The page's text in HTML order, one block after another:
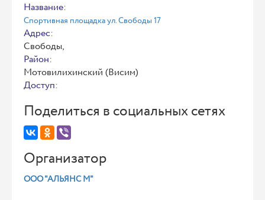
Название:
Спортивная площадка ул. Свободы 17
Адрес:
Свободы,
Район:
Мотовилихинский (Висим)
Доступ:
Поделиться в социальных сетях
Организатор
ООО "АЛЬЯНС М"